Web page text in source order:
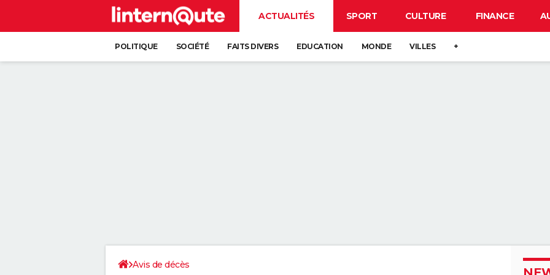
ACTUALITÉS SPORT CULTURE FINANCE
POLITIQUE SOCIÉTÉ FAITS DIVERS EDUCATION MONDE VILLES +
Avis de décès